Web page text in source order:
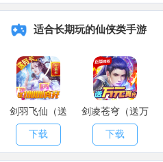
适合长期玩的仙侠类手游
剑羽飞仙（送
10000真充）
下载
剑凌苍穹（送万
元真充）
下载